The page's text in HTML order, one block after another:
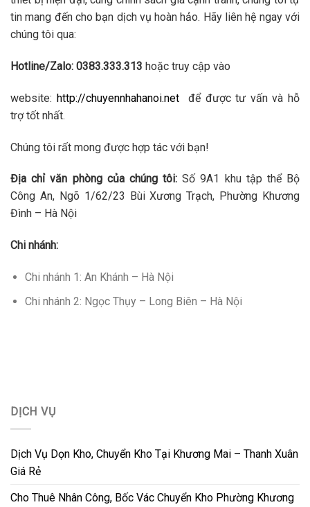
tin mang đến cho bạn dịch vụ hoàn hảo. Hãy liên hệ ngay với
chúng tôi qua:
Hotline/Zalo: 0383.333.313 hoặc truy cập vào
website: http://chuyennhahanoi.net
để được tư vấn và hỗ
trợ tốt nhất.
Chúng tôi rất mong được hợp tác với bạn!
Địa chỉ văn phòng của chúng tôi: Số 9A1 khu tập thể Bộ
Công An, Ngõ 1/62/23 Bùi Xương Trạch, Phường Khương
Đình – Hà Nội
Chi nhánh:
Chi nhánh 1: An Khánh – Hà Nội
Chi nhánh 2: Ngọc Thụy – Long Biên – Hà Nội
DỊCH VỤ
Dịch Vụ Dọn Kho, Chuyển Kho Tại Khương Mai – Thanh Xuân
Giá Rẻ
Cho Thuê Nhân Công, Bốc Vác Chuyển Kho Phường Khương